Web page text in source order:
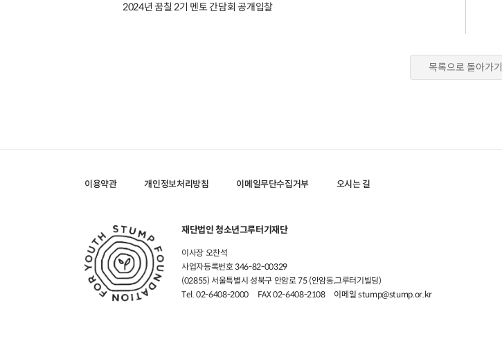
2024년 꿈칠 2기 멘토 간담회 공개입찰
목록으로 돌아가기
이용약관 개인정보처리방침 이메일무단수집거부 오시는 길
재단법인 청소년그루터기재단
이사장 오찬석
사업자등록번호 346-82-00329
(02855) 서울특별시 성북구 안암로 75 (안암동,그루터기빌딩)
Tel. 02-6408-2000
FAX 02-6408-2108 이메일 stump@stump.or.kr